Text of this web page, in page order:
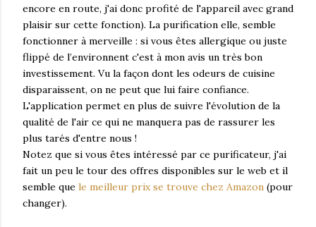
encore en route, j'ai donc profité de l'appareil avec grand
plaisir sur cette fonction). La purification elle, semble
fonctionner à merveille : si vous êtes allergique ou juste
flippé de l’environnent c'est à mon avis un très bon
investissement. Vu la façon dont les odeurs de cuisine
disparaissent, on ne peut que lui faire confiance.
L'application permet en plus de suivre l'évolution de la
qualité de l'air ce qui ne manquera pas de rassurer les
plus tarés d'entre nous !
Notez que si vous êtes intéressé par ce purificateur, j'ai
fait un peu le tour des offres disponibles sur le web et il
semble que le meilleur prix se trouve chez Amazon (pour
changer).